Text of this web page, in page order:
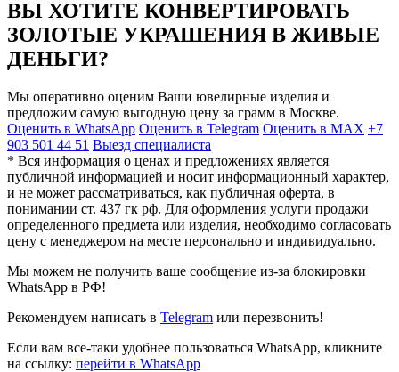
ВЫ ХОТИТЕ КОНВЕРТИРОВАТЬ
ЗОЛОТЫЕ УКРАШЕНИЯ В ЖИВЫЕ
ДЕНЬГИ?
Мы оперативно оценим Ваши ювелирные изделия и
предложим самую выгодную цену за грамм в Москве.
Оценить в WhatsApp Оценить в Telegram Оценить в MAX +7
903 501 44 51 Выезд специалиста
* Вся информация о ценах и предложениях является
публичной информацией и носит информационный характер,
и не может рассматриваться, как публичная оферта, в
понимании ст. 437 гк рф. Для оформления услуги продажи
определенного предмета или изделия, необходимо согласовать
цену с менеджером на месте персонально и индивидуально.
Мы можем не получить ваше сообщение из-за блокировки
WhatsApp в РФ!
Рекомендуем написать в Telegram или перезвонить!
Если вам все-таки удобнее пользоваться WhatsApp, кликните
на ссылку: перейти в WhatsApp